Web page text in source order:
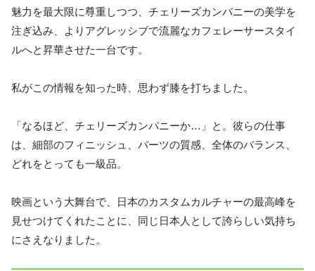
魅力を最大限に尊重しつつ、チェリーズカンパニーの美学を
注ぎ込み、よりアグレッシブで流麗なカフェレーサースタイ
ルへと昇華させた一台です。
私がこの情報を知った時、思わず膝を打ちました。
「なるほど、チェリーズカンパニーか…」と。彼らの仕事
は、細部のフィニッシュ、パーツの質感、全体のバランス、
どれをとっても一級品。
映画という大舞台で、日本のカスタムカルチャーの最高峰を
見せつけてくれたことに、同じ日本人として誇らしい気持ち
にさえなりました。